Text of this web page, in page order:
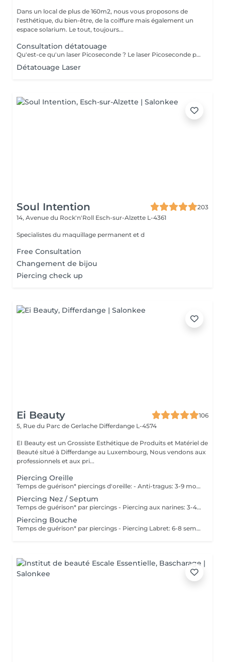
Dans un local de plus de 160m2, nous vous proposons de
l'esthétique, du bien-être, de la coiffure mais également un
espace solarium. Le tout, toujours...
Consultation détatouage
Qu'est-ce qu'un laser Picoseconde ? Le laser Picoseconde permet de délivrer une impulsion lumineuse de l'ordre de 300 picoseconde. Cette brièveté d'impulsion induit une onde de choc capable de fragmenter les pigments du tatouage. Le détatouage était jusqu'à présent réalisé avec des lasers dits «Q Switched» avec une durée d'impulsion de l'ordre de la nanoseconde, beaucoup moins efficace. - Efficace sur les tatouages noirs et de couleurs - Traitement corps, visage et maquillage permanant. - Le détatouage par laser ne laisse pas de cicatrices après le traitement ; - Les séances sont espacées de 30 à 40 jours (au lieu de 2 mois ou plus avec un laser «Q Switched») ; Il est impossible de prédire avec précision le nombre de séances nécessaires. En effet, tout dépend des facteurs sur lesquels nous n'avons aucune information avant de commencer le traitement (qualité et profondeur de l'encre, présence ou non de métaux dans les pigments)
Détatouage Laser
Soul Intention
203
14, Avenue du Rock'n'Roll Esch-sur-Alzette L-4361
Specialistes du maquillage permanent et d
Free Consultation
Changement de bijou
Piercing check up
Ei Beauty
106
5, Rue du Parc de Gerlache Differdange L-4574
EI Beauty est un Grossiste Esthétique de Produits et Matériel de
Beauté situé à Differdange au Luxembourg, Nous vendons aux
professionnels et aux pri...
Piercing Oreille
Temps de guérison* piercings d'oreille: - Anti-tragus: 3-9 mois - Piercing de conque: 3-9 mois - Daithpiercing: 3-9 mois - Piercing helix: 3-9 mois - Perçage de fumée: 3-9 mois - Piercing douillet: 3-9 mois - Piercing Tragus: 3-9 mois - Piercing du lobe de l'oreille: 4-8 semaines *Notez également qu'il est indispensable de réaliser les soins quotidiennement pour que la cicatrisation se fasse dans les meilleures conditions. *La guérison est différente d'une personne à l'autre **Si vous êtes mineur, l'autorisation parentale est obligatoire. Industriel Piercing - Sous réserve d'évaluation
Piercing Nez / Septum
Temps de guérison* par piercings - Piercing aux narines: 3-4 semaines - Piercing septum: 4-8 semaines *Notez également qu'il est indispensable de réaliser les soins quotidiennement pour que la cicatrisation se fasse dans les meilleures conditions. *La guérison est différente d'une personne à l'autre **Si vous êtes mineur, l'autorisation parentale est obligatoire.
Piercing Bouche
Temps de guérison* par piercings - Piercing Labret: 6-8 semaines - Piercing des lèvres / côté: 6-8 semaines - Piercing de la lèvre supérieure: 2-3 mois - Piercing de la langue: 4-8 semaines *Notez également qu'il est indispensable de réaliser les soins quotidiennement pour que la cicatrisation se fasse dans les meilleures conditions. *La guérison est différente d'une personne à l'autre **Si vous êtes mineur, l'autorisation parentale est obligatoire.